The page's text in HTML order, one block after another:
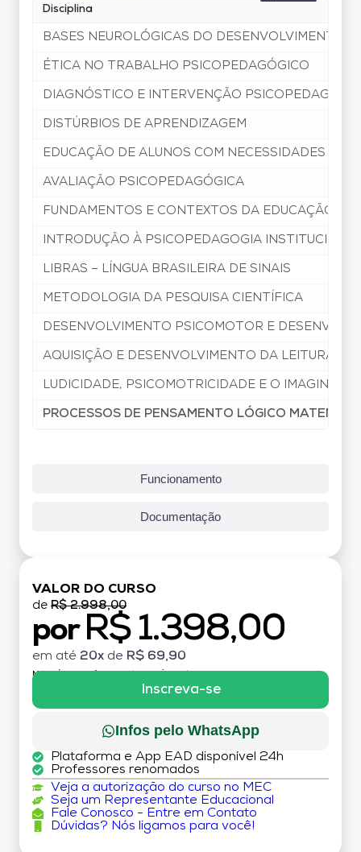
Funcionamento
Documentação
Disciplina
BASES NEUROLÓGICAS DO DESENVOLVIMENTO
ÉTICA NO TRABALHO PSICOPEDAGÓGICO
DIAGNÓSTICO E INTERVENÇÃO
DISTÚRBIOS DE APRENDIZAGEM
EDUCAÇÃO DE ALUNOS COM NECESSIDADES
AVALIAÇÃO PSICOPEDAGÓGICA
FUNDAMENTOS E CONTEXTOS DA EDUCAÇÃO
INTRODUÇÃO À PSICOPEDAGOGIA
LIBRAS – LÍNGUA BRASILEIRA DE SINAIS
METODOLOGIA DA PESQUISA CIENTÍFICA
DESENVOLVIMENTO PSICOMOTOR E
AQUISIÇÃO E DESENVOLVIMENTO DA LEITURA E
LUDICIDADE, PSICOMOTRICIDADE E O
PROCESSOS DE PENSAMENTO LÓGICO
VALOR DO CURSO
de R$ 2.998,00
por R$ 1.398,00
em até 20x de R$ 69,90
MATRÍCULA:
Inscreva-se
Infos pelo WhatsApp
Plataforma e App EAD disponível 24h
Professores renomados
Veja a autorização do curso no MEC
Seja um Representante Educacional
Fale Conosco - Entre em Contato
Dúvidas? Nós ligamos para você!